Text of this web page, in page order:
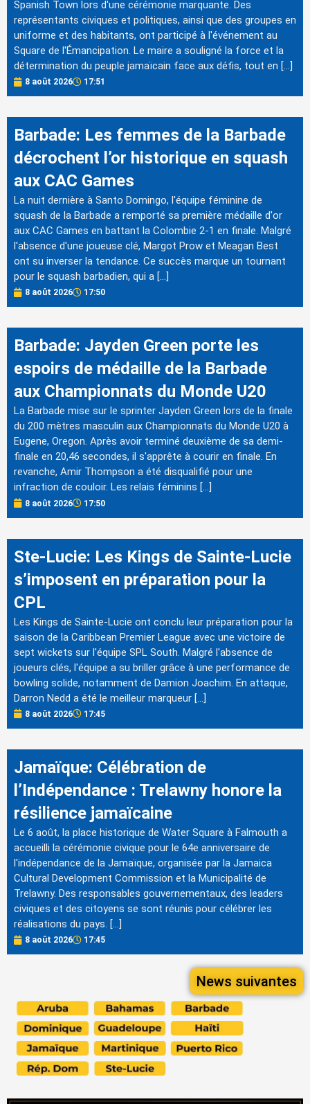
Spanish Town lors d'une cérémonie marquante. Des
représentants civiques et politiques, ainsi que des groupes en
uniforme et des habitants, ont participé à l'événement au
Square de l'Émancipation. Le maire a souligné la force et la
détermination du peuple jamaïcain face aux défis, tout en […]
8 août 2026 17:51
Barbade: Les femmes de la Barbade
décrochent l’or historique en squash
aux CAC Games
La nuit dernière à Santo Domingo, l'équipe féminine de
squash de la Barbade a remporté sa première médaille d'or
aux CAC Games en battant la Colombie 2-1 en finale. Malgré
l'absence d'une joueuse clé, Margot Prow et Meagan Best
ont su inverser la tendance. Ce succès marque un tournant
pour le squash barbadien, qui a […]
8 août 2026 17:50
Barbade: Jayden Green porte les
espoirs de médaille de la Barbade
aux Championnats du Monde U20
La Barbade mise sur le sprinter Jayden Green lors de la finale
du 200 mètres masculin aux Championnats du Monde U20 à
Eugene, Oregon. Après avoir terminé deuxième de sa demi-
finale en 20,46 secondes, il s'apprête à courir en finale. En
revanche, Amir Thompson a été disqualifié pour une
infraction de couloir. Les relais féminins […]
8 août 2026 17:50
Ste-Lucie: Les Kings de Sainte-Lucie
s’imposent en préparation pour la
CPL
Les Kings de Sainte-Lucie ont conclu leur préparation pour la
saison de la Caribbean Premier League avec une victoire de
sept wickets sur l'équipe SPL South. Malgré l'absence de
joueurs clés, l'équipe a su briller grâce à une performance de
bowling solide, notamment de Damion Joachim. En attaque,
Darron Nedd a été le meilleur marqueur […]
8 août 2026 17:45
Jamaïque: Célébration de
l’Indépendance : Trelawny honore la
résilience jamaïcaine
Le 6 août, la place historique de Water Square à Falmouth a
accueilli la cérémonie civique pour le 64e anniversaire de
l'indépendance de la Jamaïque, organisée par la Jamaica
Cultural Development Commission et la Municipalité de
Trelawny. Des responsables gouvernementaux, des leaders
civiques et des citoyens se sont réunis pour célébrer les
réalisations du pays. […]
8 août 2026 17:45
News suivantes